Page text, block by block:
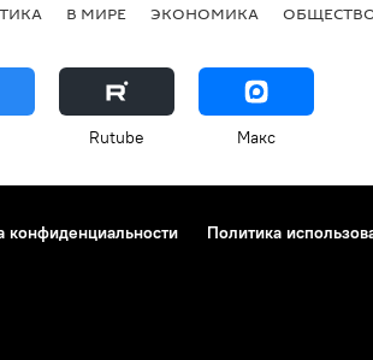
В МИРЕ ЭКОНОМИКА
Rutube Макс
конфиденциальности Политика